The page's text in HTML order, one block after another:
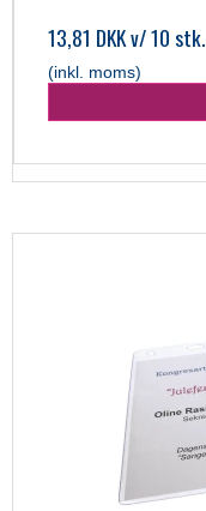
13,81 DKKv/ 10 stk.
(inkl. moms)